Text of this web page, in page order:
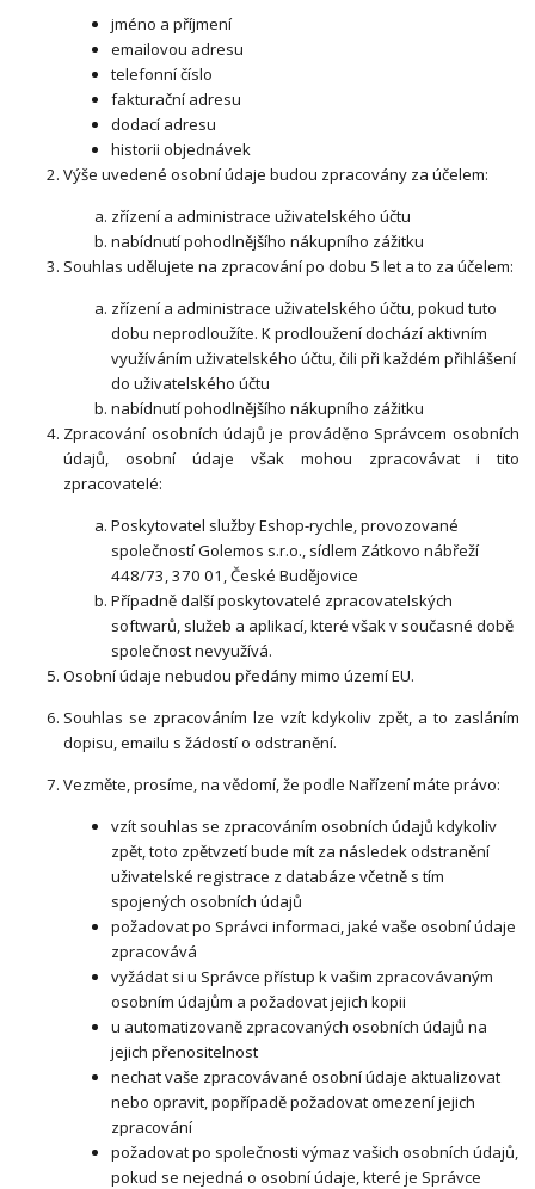
jméno a příjmení
emailovou adresu
telefonní číslo
fakturační adresu
dodací adresu
historii objednávek
Výše uvedené osobní údaje budou zpracovány za účelem:
zřízení a administrace uživatelského účtu
nabídnutí pohodlnějšího nákupního zážitku
Souhlas udělujete na zpracování po dobu 5 let a to za účelem:
zřízení a administrace uživatelského účtu, pokud tuto
dobu neprodloužíte. K prodloužení dochází aktivním
využíváním uživatelského účtu, čili při každém přihlášení
do uživatelského účtu
nabídnutí pohodlnějšího nákupního zážitku
Zpracování osobních údajů je prováděno Správcem osobních
údajů, osobní údaje však mohou zpracovávat i tito
zpracovatelé:
Poskytovatel služby Eshop-rychle, provozované
společností Golemos s.r.o., sídlem Zátkovo nábřeží
448/73, 370 01, České Budějovice
Případně další poskytovatelé zpracovatelských
softwarů, služeb a aplikací, které však v současné době
společnost nevyužívá.
Osobní údaje nebudou předány mimo území EU.
Souhlas se zpracováním lze vzít kdykoliv zpět, a to zasláním
dopisu, emailu s žádostí o odstranění.
Vezměte, prosíme, na vědomí, že podle Nařízení máte právo:
vzít souhlas se zpracováním osobních údajů kdykoliv
zpět, toto zpětvzetí bude mít za následek odstranění
uživatelské registrace z databáze včetně s tím
spojených osobních údajů
požadovat po Správci informaci, jaké vaše osobní údaje
zpracovává
vyžádat si u Správce přístup k vašim zpracovávaným
osobním údajům a požadovat jejich kopii
u automatizovaně zpracovaných osobních údajů na
jejich přenositelnost
nechat vaše zpracovávané osobní údaje aktualizovat
nebo opravit, popřípadě požadovat omezení jejich
zpracování
požadovat po společnosti výmaz vašich osobních údajů,
pokud se nejedná o osobní údaje, které je Správce